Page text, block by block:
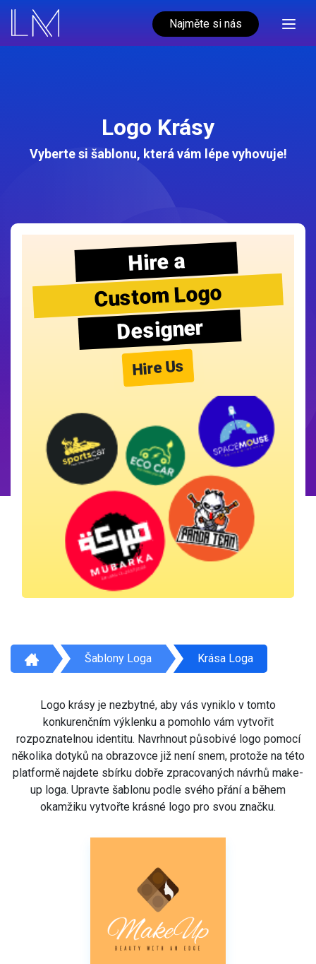
Najměte si nás
Logo Krásy
Vyberte si šablonu, která vám lépe vyhovuje!
Hire a
Custom Logo
Designer
Hire Us
Šablony Loga Krása Loga
Logo krásy je nezbytné, aby vás vyniklo v tomto
konkurenčním výklenku a pomohlo vám vytvořit
rozpoznatelnou identitu. Navrhnout působivé logo pomocí
několika dotyků na obrazovce již není snem, protože na této
platformě najdete sbírku dobře zpracovaných návrhů make-
up loga. Upravte šablonu podle svého přání a během
okamžiku vytvořte krásné logo pro svou značku.